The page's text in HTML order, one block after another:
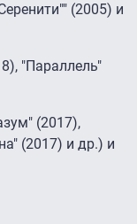
(2005) и
"Параллель"
(2017),
(2017) и др.) и